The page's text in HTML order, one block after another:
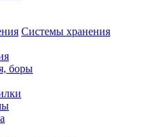
Системы хранения
боры